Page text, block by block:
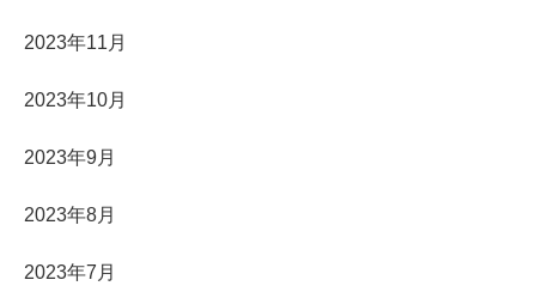
2023年11月
2023年10月
2023年9月
2023年8月
2023年7月